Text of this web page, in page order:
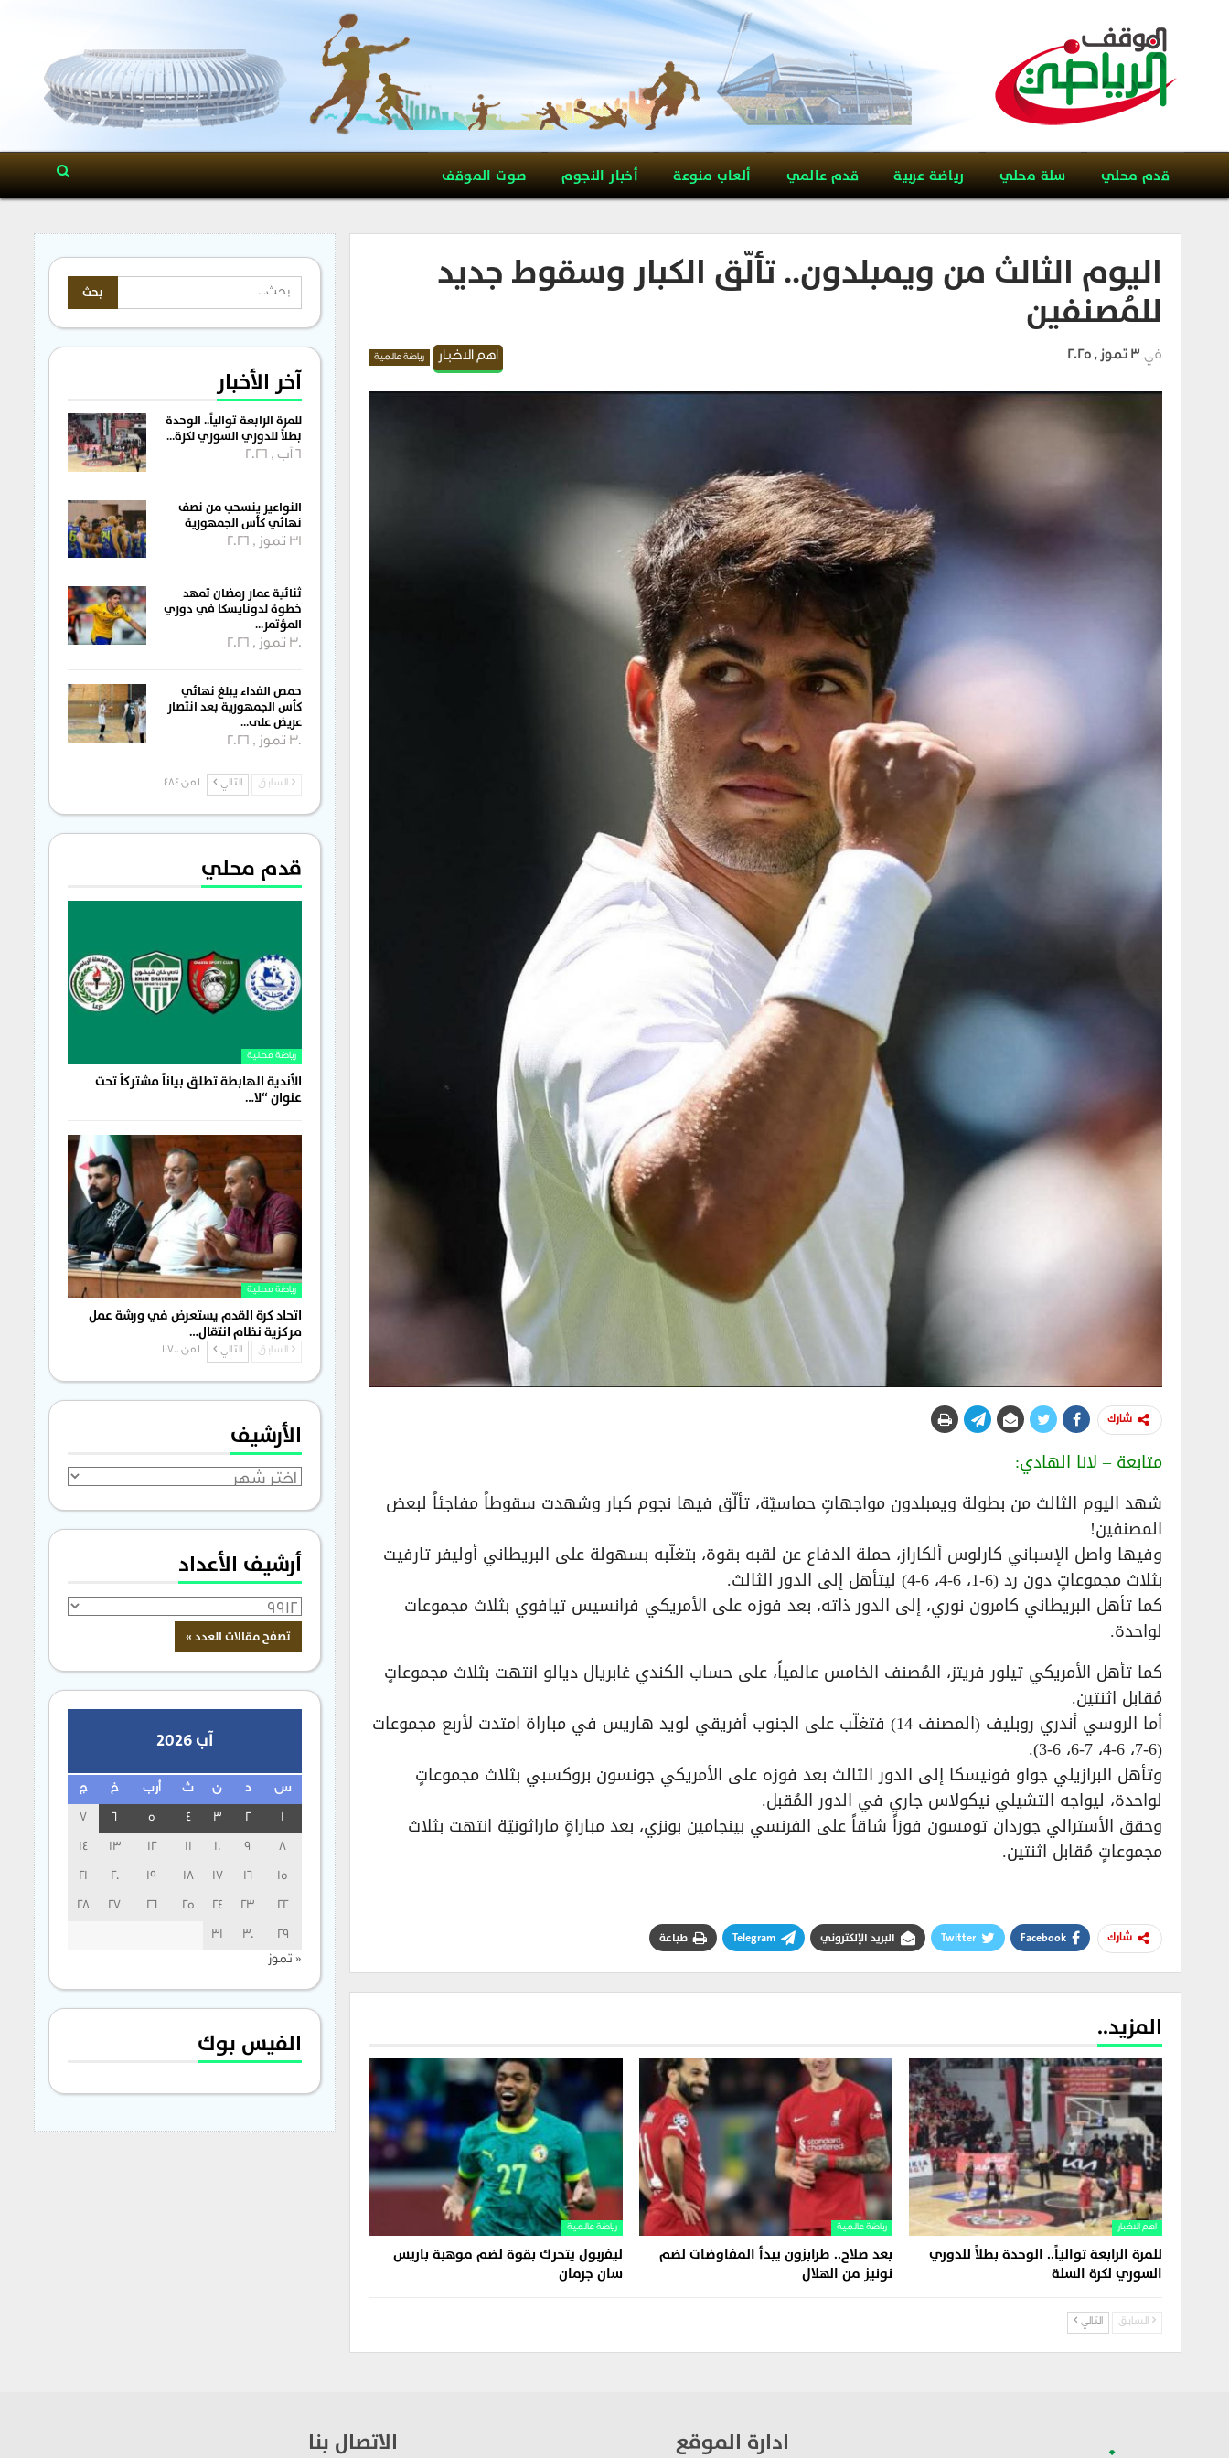
قدم محلي سلة محلي رياضة عربية قدم عالمي ألعاب منوعة أخبار النجوم صوت الموقف
اليوم الثالث من ويمبلدون.. تألّق الكبار وسقوط جديد
للمُصنفين
اهم الاخبار رياضة عالمية في 3 تموز , 2025
شارك
متابعة – لانا الهادي:
شهد اليوم الثالث من بطولة ويمبلدون مواجهاتٍ حماسيّة، تألّق فيها نجوم كبار وشهدت سقوطاً مفاجئاً لبعض
المصنفين!
وفيها واصل الإسباني كارلوس ألكاراز، حملة الدفاع عن لقبه بقوة، بتغلّبه بسهولة على البريطاني أوليفر تارفيت
بثلاث مجموعاتٍ دون رد (6-1، 6-4، 6-4) ليتأهل إلى الدور الثالث.
كما تأهل البريطاني كامرون نوري، إلى الدور ذاته، بعد فوزه على الأمريكي فرانسيس تيافوي بثلاث مجموعات
لواحدة.
كما تأهل الأمريكي تيلور فريتز، المُصنف الخامس عالمياً، على حساب الكندي غابريال ديالو انتهت بثلاث مجموعاتٍ
مُقابل اثنتين.
أما الروسي أندري روبليف (المصنف 14) فتغلّب على الجنوب أفريقي لويد هاريس في مباراة امتدت لأربع مجموعات
(6-7، 6-4، 7-6، 6-3).
وتأهل البرازيلي جواو فونيسكا إلى الدور الثالث بعد فوزه على الأمريكي جونسون بروكسبي بثلاث مجموعاتٍ
لواحدة، ليواجه التشيلي نيكولاس جاري في الدور المُقبل.
وحقق الأسترالي جوردان تومسون فوزاً شاقاً على الفرنسي بينجامين بونزي، بعد مباراةٍ ماراثونيّة انتهت بثلاث
مجموعاتٍ مُقابل اثنتين.
شارك Facebook
Twitter البريد الإلكتروني Telegram طباعة
المزيد..
اهم الاخبار
للمرة الرابعة توالياً.. الوحدة بطلاً للدوري
السوري لكرة السلة
رياضة عالمية
بعد صلاح.. طرابزون يبدأ المفاوضات لضم
نونيز من الهلال
رياضة عالمية
ليفربول يتحرك بقوة لضم موهبة باريس
سان جرمان
السابق التالي
آخر الأخبار
للمرة الرابعة توالياً.. الوحدة
بطلاً للدوري السوري لكرة…
6 آب , 2026
النواعير ينسحب من نصف
نهائي كأس الجمهورية
31 تموز , 2026
ثنائية عمار رمضان تمهد
خطوة لدونايسكا في دوري
المؤتمر…
30 تموز , 2026
حمص الفداء يبلغ نهائي
كأس الجمهورية بعد انتصار
عريض على…
30 تموز , 2026
السابق التالي 1 من 484
قدم محلي
رياضة محلية
الأندية الهابطة تطلق بياناً مشتركاً تحت
عنوان “لا…
رياضة محلية
اتحاد كرة القدم يستعرض في ورشة عمل
مركزية نظام انتقال…
السابق التالي 1 من 1٬700
الأرشيف
الأرشيف
أرشيف الأعداد
آب 2026
س د ن ث أرب خ ج
1
2
3
4
5
6
7
8
9
10
11
12
13
14
15
16
17
18
19
20
21
22
23
24
25
26
27
28
29
30
31
« تموز
الفيس بوك
ادارة الموقع الاتصال بنا